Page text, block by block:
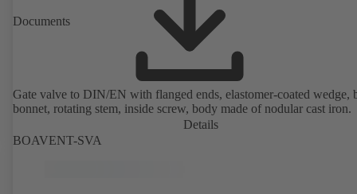
Documents
Gate valve to DIN/EN with flanged ends, elastomer-coated wedge,
bonnet, rotating stem, inside screw, body made of nodular cast iron.
Details
BOAVENT-SVA